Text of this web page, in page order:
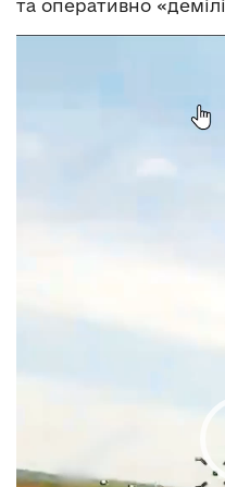
та оперативно